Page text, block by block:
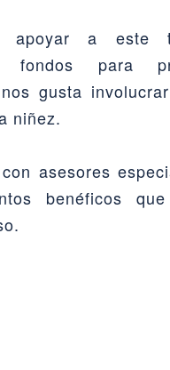
apoyar a este
fondos para
gusta
niñez.
asesores
benéficos que